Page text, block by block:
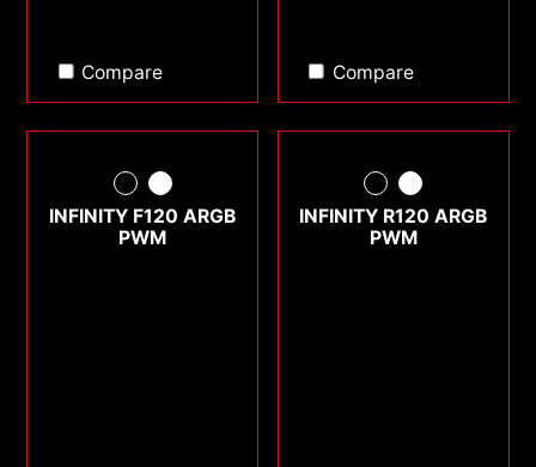
Compare Compare
INFINITY F120 ARGB
PWM
INFINITY R120 ARGB
PWM